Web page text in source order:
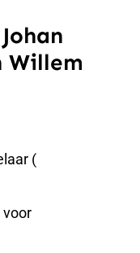
Willem
(